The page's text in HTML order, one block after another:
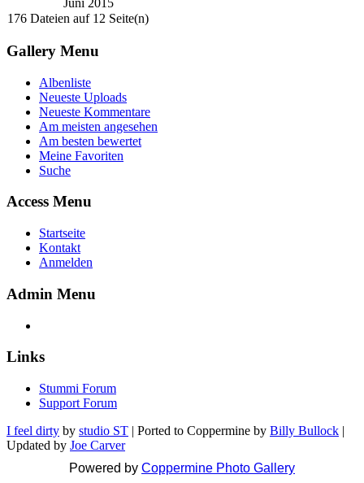
Juni 2015
176 Dateien auf 12 Seite(n)
Gallery Menu
Albenliste
Neueste Uploads
Neueste Kommentare
Am meisten angesehen
Am besten bewertet
Meine Favoriten
Suche
Access Menu
Startseite
Kontakt
Anmelden
Admin Menu
Links
Stummi Forum
Support Forum
I feel dirty by studio ST | Ported to Coppermine by Billy Bullock |
Updated by Joe Carver
Powered by Coppermine Photo Gallery